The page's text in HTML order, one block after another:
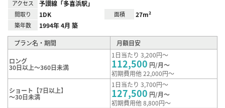
アクセス 予讃線「多喜浜駅」
間取り 1DK 面積 27m²
築年数 1994年 4月 築
プラン名・期間 月額目安
ロング
30日以上～360日未満
1日当たり 3,200円～
112,500 円/月～
初期費用他 22,000円～
ショート【7日以上】
～30日未満
1日当たり 3,700円～
127,500 円/月～
初期費用他 8,800円～